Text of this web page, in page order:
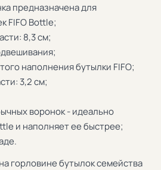
предназначена для
FIFO Bottle;
8,3 см;
наполнения бутылки FIFO;
3,2 см;
воронок - идеально
и наполняет ее быстрее;
горловине бутылок семейства